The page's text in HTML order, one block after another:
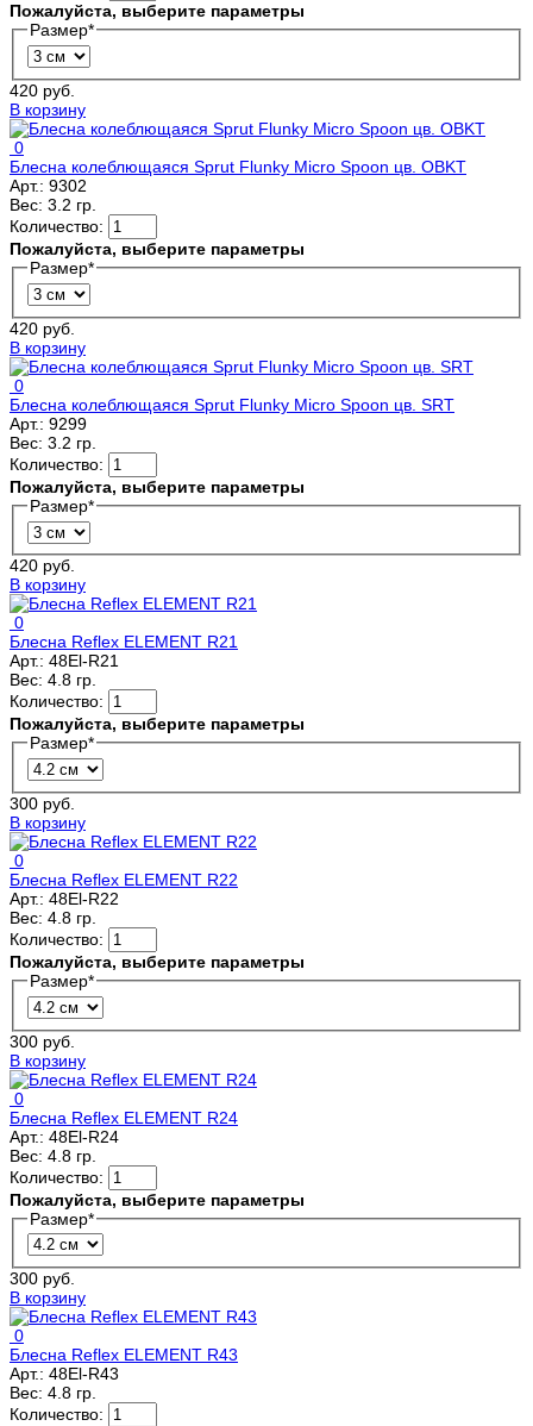
Пожалуйста, выберите параметры
Размер*
420 руб.
В корзину
0
Блесна колеблющаяся Sprut Flunky Micro Spoon цв. OBKT
Арт.: 9302
Вес: 3.2 гр.
Количество:
Пожалуйста, выберите параметры
Размер*
420 руб.
В корзину
0
Блесна колеблющаяся Sprut Flunky Micro Spoon цв. SRT
Арт.: 9299
Вес: 3.2 гр.
Количество:
Пожалуйста, выберите параметры
Размер*
420 руб.
В корзину
0
Блесна Reflex ELEMENT R21
Арт.: 48El-R21
Вес: 4.8 гр.
Количество:
Пожалуйста, выберите параметры
Размер*
300 руб.
В корзину
0
Блесна Reflex ELEMENT R22
Арт.: 48El-R22
Вес: 4.8 гр.
Количество:
Пожалуйста, выберите параметры
Размер*
300 руб.
В корзину
0
Блесна Reflex ELEMENT R24
Арт.: 48El-R24
Вес: 4.8 гр.
Количество:
Пожалуйста, выберите параметры
Размер*
300 руб.
В корзину
0
Блесна Reflex ELEMENT R43
Арт.: 48El-R43
Вес: 4.8 гр.
Количество: